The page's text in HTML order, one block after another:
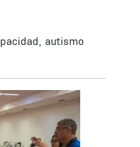
autismo